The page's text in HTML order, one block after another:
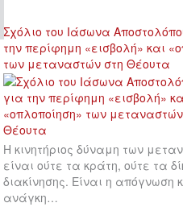
Σχόλιο του Ιάσωνα
την περίφημη «εισβολή» και
των μεταναστών στη Θέουτα
Η κινητήριος δύναμη των
είναι ούτε τα κράτη, ούτε τα
διακίνησης. Είναι η απόγνωση
ανάγκη…